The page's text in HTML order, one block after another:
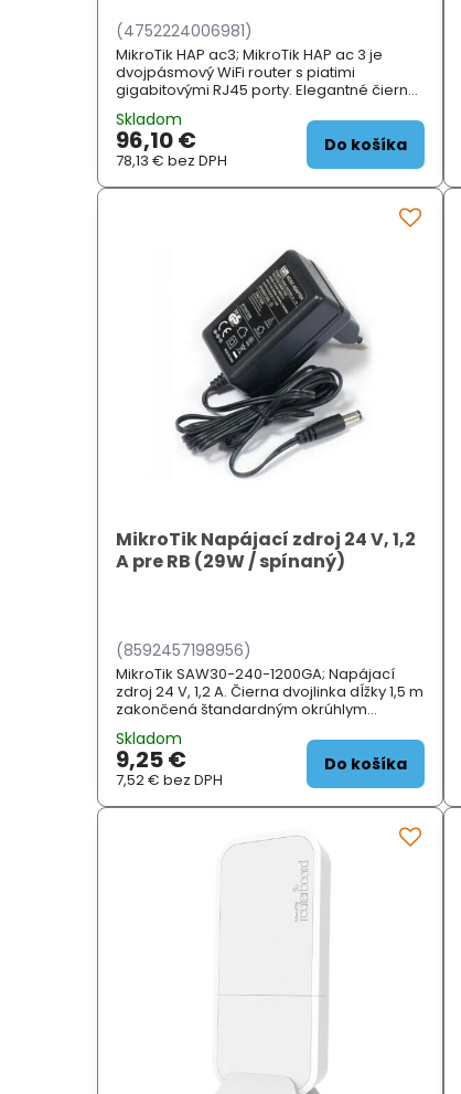
(4752224006981)
MikroTik HAP ac3; MikroTik HAP ac 3 je
dvojpásmový WiFi router s piatimi
gigabitovými RJ45 porty. Elegantné čierne
domácnosti aj kancelárie. Hlavné predné
...
Skladom
96,10 €
78,13 €bez DPH
Do košíka
MikroTik Napájací zdroj 24 V, 1,2
A pre RB (29W / spínaný)
(8592457198956)
MikroTik SAW30-240-1200GA; Napájací
zdroj 24 V, 1,2 A. Čierna dvojlinka dĺžky 1,5 m
zakončená štandardným okrúhlym
o veľmi kvalitný zdroj dodávaný ako
značkové príslušenstvo výrobcov ...
Skladom
9,25 €
7,52 €bez DPH
Do košíka